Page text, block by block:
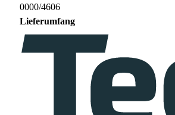
0000/4606
Lieferumfang